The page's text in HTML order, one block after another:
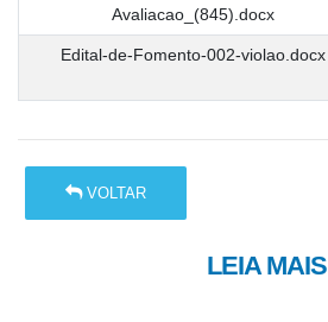
Avaliacao_(845).docx
Edital-de-Fomento-002-violao.docx
VOLTAR
LEIA MAIS